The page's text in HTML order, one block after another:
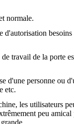
normale.
travail de la porte
d'une personne ou
etc.
les utilisateurs
peu